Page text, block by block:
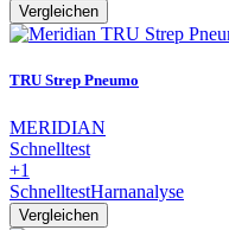
Vergleichen
TRU Strep Pneumo
MERIDIAN
Schnelltest
+1
SchnelltestHarnanalyse
Vergleichen